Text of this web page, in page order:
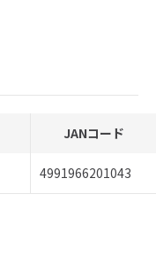
JANコード
4991966201043